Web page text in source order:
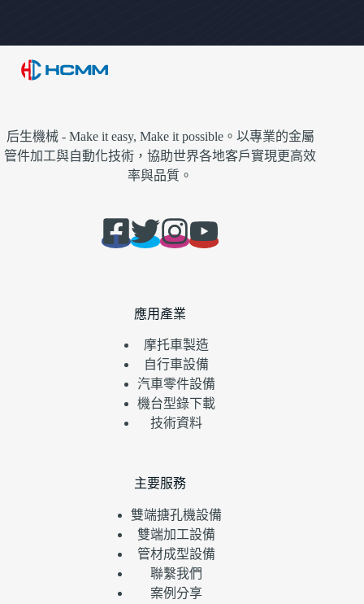
后生機械 - Make it easy, Make it possible。以專業的金屬
管件加工與自動化技術，協助世界各地客戶實現更高效
率與品質。
應用產業
摩托車製造
自行車設備
汽車零件設備
機台型錄下載
技術資料
主要服務
雙端搪孔機設備
雙端加工設備
管材成型設備
聯繫我們
案例分享